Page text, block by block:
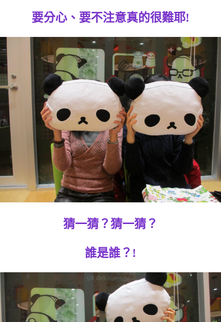
要分心、要不注意真的很難耶!
猜一猜？猜一猜？
誰是誰？!